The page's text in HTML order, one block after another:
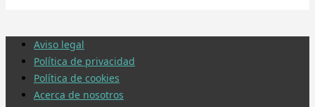
Aviso legal
Política de privacidad
Política de cookies
Acerca de nosotros